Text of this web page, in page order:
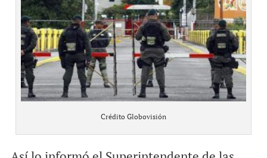
Crédito Globovisión